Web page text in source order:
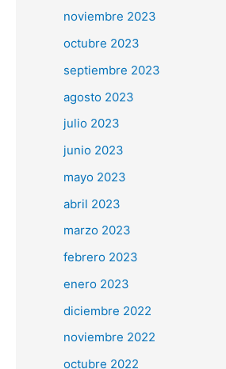
noviembre 2023
octubre 2023
septiembre 2023
agosto 2023
julio 2023
junio 2023
mayo 2023
abril 2023
marzo 2023
febrero 2023
enero 2023
diciembre 2022
noviembre 2022
octubre 2022